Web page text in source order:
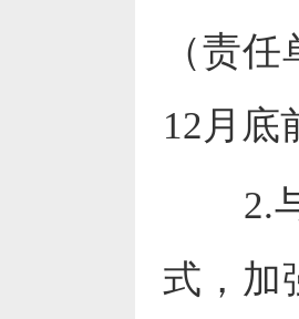
（责
12 月底
2.
式 ， 加